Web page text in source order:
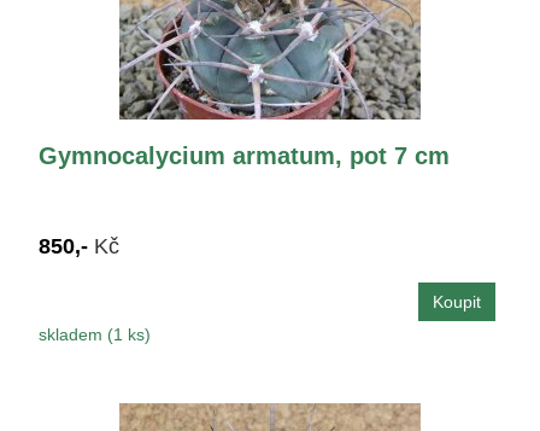
Gymnocalycium armatum, pot 7 cm
850,- Kč
skladem (1 ks)